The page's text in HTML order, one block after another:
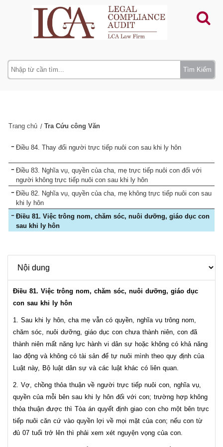
Tìm Kiếm
Trang chủ Tra Cứu công Văn
Điều 84. Thay đổi người trực tiếp nuôi con sau khi ly hôn
Điều 83. Nghĩa vụ, quyền của cha, mẹ trực tiếp nuôi con đối với
người không trực tiếp nuôi con sau khi ly hôn
Điều 82. Nghĩa vụ, quyền của cha, mẹ không trực tiếp nuôi con sau
khi ly hôn
Điều 81. Việc trông nom, chăm sóc, nuôi dưỡng, giáo dục con
sau khi ly hôn
Điều 81. Việc trông nom, chăm sóc, nuôi dưỡng, giáo dục
con sau khi ly hôn
1. Sau khi ly hôn, cha mẹ vẫn có quyền, nghĩa vụ trông nom,
chăm sóc, nuôi dưỡng, giáo dục con chưa thành niên, con đã
thành niên mất năng lực hành vi dân sự hoặc không có khả năng
lao động và không có tài sản để tự nuôi mình theo quy định của
Luật này, Bộ luật dân sự và các luật khác có liên quan.
2. Vợ, chồng thỏa thuận về người trực tiếp nuôi con, nghĩa vụ,
quyền của mỗi bên sau khi ly hôn đối với con; trường hợp không
thỏa thuận được thì Tòa án quyết định giao con cho một bên trực
tiếp nuôi căn cứ vào quyền lợi về mọi mặt của con; nếu con từ
đủ 07 tuổi trở lên thì phải xem xét nguyện vọng của con.